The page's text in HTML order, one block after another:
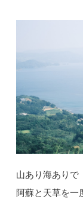
山あり海ありで
阿蘇と天草を一